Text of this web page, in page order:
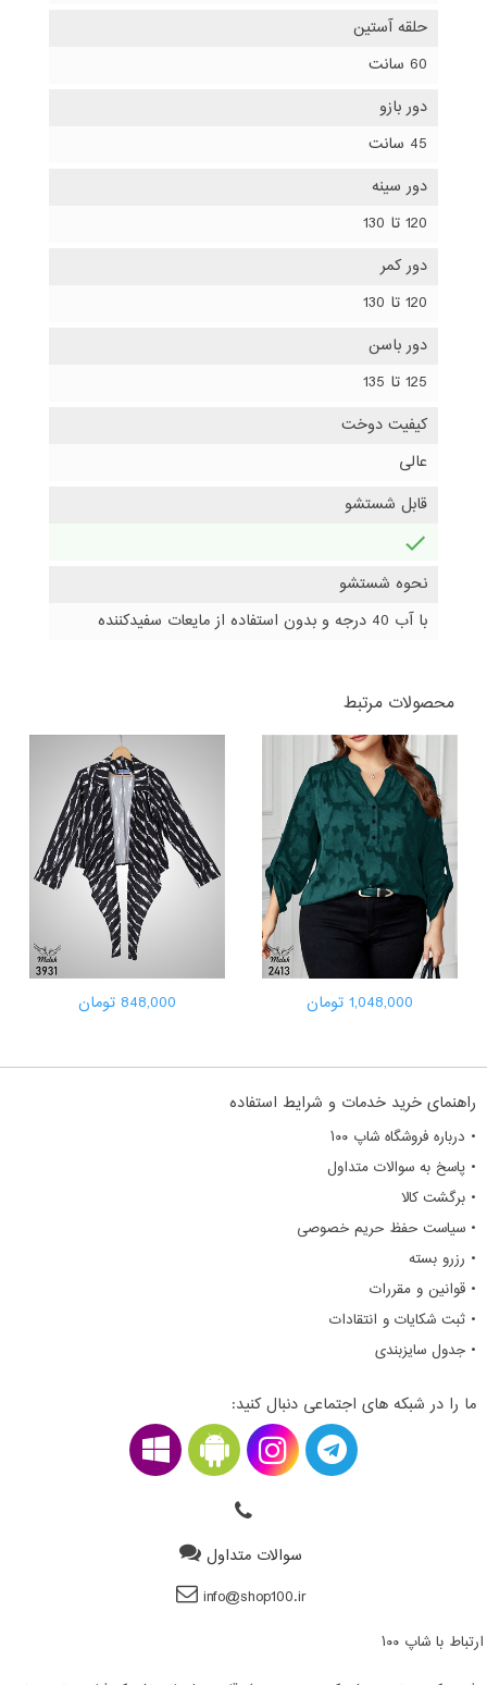
حلقه آستین
60 سانت
دور بازو
45 سانت
دور سینه
120 تا 130
دور کمر
120 تا 130
دور باسن
125 تا 135
کیفیت دوخت
عالی
قابل شستشو
نحوه شستشو
با آب 40 درجه و بدون استفاده از مایعات سفیدکننده
محصولات مرتبط
848,000 تومان 1,048,000 تومان
راهنمای خرید خدمات و شرایط استفاده
• درباره فروشگاه شاپ ۱۰۰
• پاسخ به سوالات متداول
• برگشت کالا
• سیاست حفظ حریم خصوصی
• رزرو بسته
• قوانین و مقررات
• ثبت شکایات و انتقادات
• جدول سایزبندی
ما را در شبکه های اجتماعی دنبال کنید:
سوالات متداول
info@shop100.ir
ارتباط با شاپ ۱۰۰